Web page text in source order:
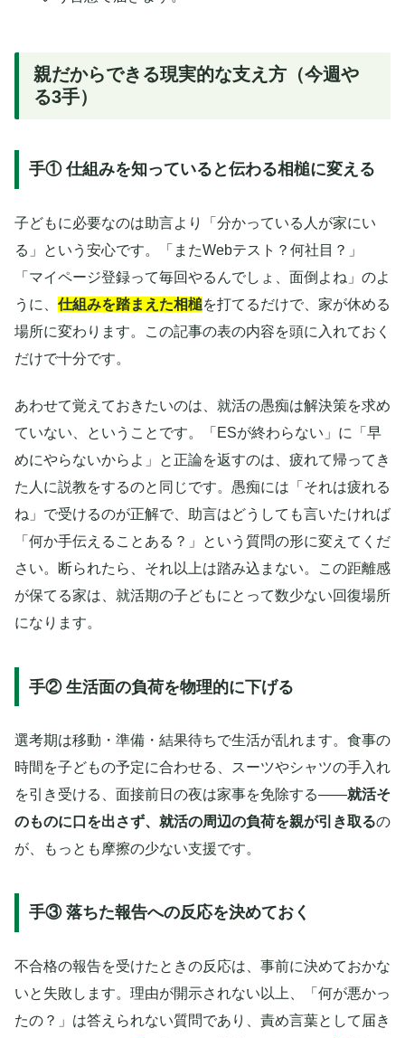
親だからできる現実的な支え方（今週や
る3手）
手① 仕組みを知っていると伝わる相槌に変える
子どもに必要なのは助言より「分かっている人が家にい
る」という安心です。「またWebテスト？何社目？」
「マイページ登録って毎回やるんでしょ、面倒よね」のよ
うに、 仕組みを踏まえた相槌を打てるだけで、家が休める
場所に変わります。この記事の表の内容を頭に入れておく
だけで十分です。
あわせて覚えておきたいのは、就活の愚痴は解決策を求め
ていない、ということです。「ESが終わらない」に「早
めにやらないからよ」と正論を返すのは、疲れて帰ってき
た人に説教をするのと同じです。愚痴には「それは疲れる
ね」で受けるのが正解で、助言はどうしても言いたければ
「何か手伝えることある？」という質問の形に変えてくだ
さい。断られたら、それ以上は踏み込まない。この距離感
が保てる家は、就活期の子どもにとって数少ない回復場所
になります。
手② 生活面の負荷を物理的に下げる
選考期は移動・準備・結果待ちで生活が乱れます。食事の
時間を子どもの予定に合わせる、スーツやシャツの手入れ
を引き受ける、面接前日の夜は家事を免除する——就活そ
のものに口を出さず、就活の周辺の負荷を親が引き取るの
が、もっとも摩擦の少ない支援です。
手③ 落ちた報告への反応を決めておく
不合格の報告を受けたときの反応は、事前に決めておかな
いと失敗します。理由が開示されない以上、「何が悪かっ
たの？」は答えられない質問であり、責め言葉として届き